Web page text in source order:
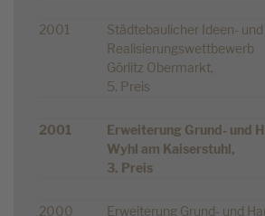
2001
Städtebaulicher Ideen- und
Realisierungswettbewerb
Görlitz Obermarkt,
5. Preis
2001
Erweiterung Grund- und
Wyhl am Kaiserstuhl,
3. Preis
2000
Erweiterung Grund- und